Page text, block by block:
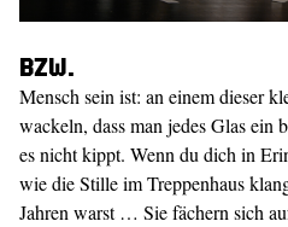
Bzw.
Mensch sein ist: an einem dieser
wackeln, dass man jedes Glas ein
es nicht kippt. Wenn du dich in
wie die Stille im Treppenhaus
Jahren warst … Sie fächern sich